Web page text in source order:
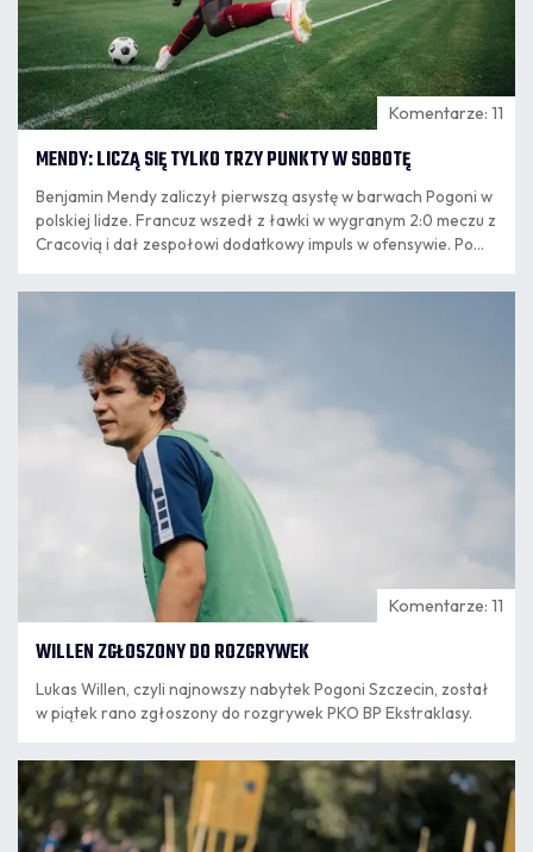
Komentarze: 11
MENDY: LICZĄ SIĘ TYLKO TRZY PUNKTY W SOBOTĘ
Benjamin Mendy zaliczył pierwszą asystę w barwach Pogoni w
polskiej lidze. Francuz wszedł z ławki w wygranym 2:0 meczu z
Cracovią i dał zespołowi dodatkowy impuls w ofensywie. Po
podsumował występ, opowiedział o relacji z trenerem
Komentarze: 11
WILLEN ZGŁOSZONY DO ROZGRYWEK
Lukas Willen, czyli najnowszy nabytek Pogoni Szczecin, został
w piątek rano zgłoszony do rozgrywek PKO BP Ekstraklasy.
07.08
8:18